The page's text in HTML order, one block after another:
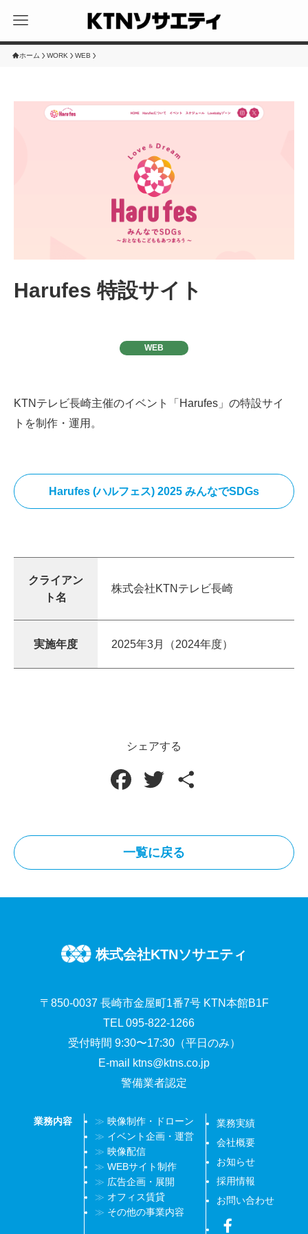
ホーム WORK WEB
Harufes 特設サイト
WEB
KTNテレビ長崎主催のイベント「Harufes」の特設サイ
トを制作・運用。
Harufes (ハルフェス) 2025 みんなでSDGs
クライアン
ト名
株式会社KTNテレビ長崎
実施年度 2025年3月（2024年度）
シェアする
c
e
o
i
一覧に戻る
株式会社KTNソサエティ
〒850-0037 長崎市金屋町1番7号 KTN本館B1F
TEL 095-822-1266
受付時間 9:30〜17:30（平日のみ）
E-mail ktns@ktns.co.jp
警備業者認定
業務内容
映像制作・ドローン
イベント企画・運営
映像配信
WEBサイト制作
広告企画・展開
オフィス賃貸
その他の事業内容
業務実績
会社概要
お知らせ
採用情報
お問い合わせ